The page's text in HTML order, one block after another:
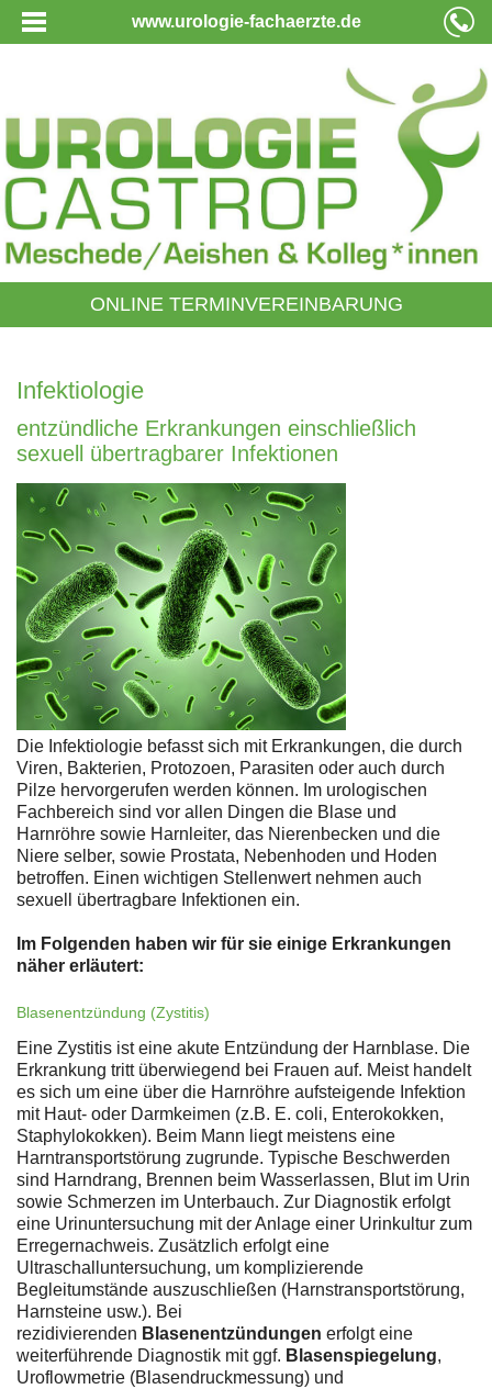
www.urologie-fachaerzte.de
ONLINE TERMINVEREINBARUNG
Infektiologie
entzündliche Erkrankungen einschließlich
sexuell übertragbarer Infektionen
Die Infektiologie befasst sich mit Erkrankungen, die durch
Viren, Bakterien, Protozoen, Parasiten oder auch durch
Pilze hervorgerufen werden können. Im urologischen
Fachbereich sind vor allen Dingen die Blase und
Harnröhre sowie Harnleiter, das Nierenbecken und die
Niere selber, sowie Prostata, Nebenhoden und Hoden
betroffen. Einen wichtigen Stellenwert nehmen auch
sexuell übertragbare Infektionen ein.
Im Folgenden haben wir für sie einige Erkrankungen
näher erläutert:
Blasenentzündung (Zystitis)
Eine Zystitis ist eine akute Entzündung der Harnblase. Die
Erkrankung tritt überwiegend bei Frauen auf. Meist handelt
es sich um eine über die Harnröhre aufsteigende Infektion
mit Haut- oder Darmkeimen (z.B. E. coli, Enterokokken,
Staphylokokken). Beim Mann liegt meistens eine
Harntransportstörung zugrunde. Typische Beschwerden
sind Harndrang, Brennen beim Wasserlassen, Blut im Urin
sowie Schmerzen im Unterbauch. Zur Diagnostik erfolgt
eine Urinuntersuchung mit der Anlage einer Urinkultur zum
Erregernachweis. Zusätzlich erfolgt eine
Ultraschalluntersuchung, um komplizierende
Begleitumstände auszuschließen (Harnstransportstörung,
Harnsteine usw.). Bei
rezidivierenden Blasenentzündungen erfolgt eine
weiterführende Diagnostik mit ggf. Blasenspiegelung,
Uroflowmetrie (Blasendruckmessung) und